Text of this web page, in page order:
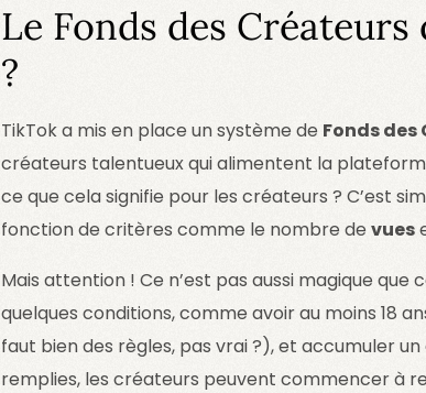
Le Fonds des
?
TikTok a mis en place un système de Fonds
créateurs talentueux qui alimentent la
ce que cela signifie pour les créateurs ? C’est
fonction de critères comme le nombre devues
Mais attention ! Ce n’est pas aussi magique que
quelques conditions, comme avoir au moins 18
faut bien des règles, pas vrai ?), et accumuler
remplies, les créateurs peuvent commencer à